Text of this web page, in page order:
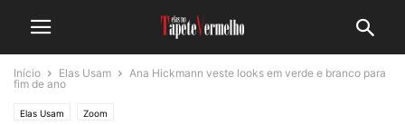
Início Elas Usam
Ana Hickmann veste looks em verde e branco para
fim de ano
Elas Usam Zoom